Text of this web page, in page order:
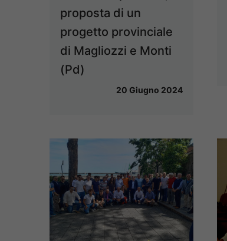
proposta di un
progetto provinciale
di Magliozzi e Monti
(Pd)
20 Giugno 2024